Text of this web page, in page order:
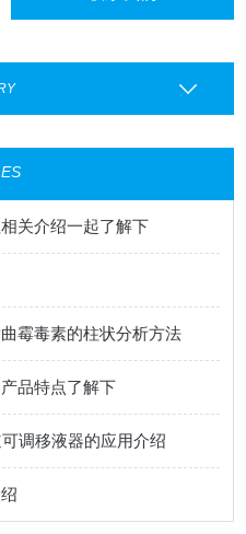
关介绍一起了解下
霉毒素的柱状分析方法
品特点了解下
调移液器的应用介绍